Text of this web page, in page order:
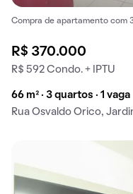
Compra de apartamento com
R$ 370.000
R$ 592 Condo. + IPTU
66 m² · 3 quartos · 1 vaga
Rua Osvaldo Orico,